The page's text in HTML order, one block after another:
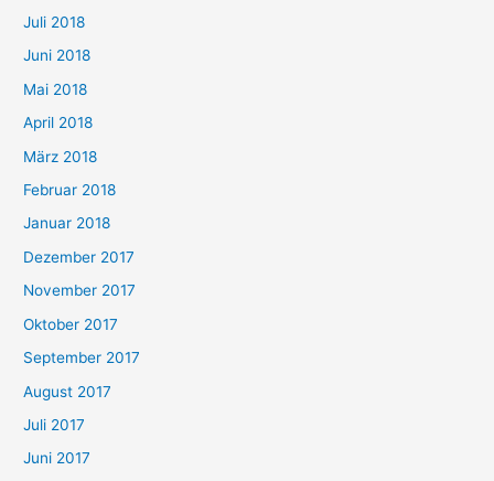
Juli 2018
Juni 2018
Mai 2018
April 2018
März 2018
Februar 2018
Januar 2018
Dezember 2017
November 2017
Oktober 2017
September 2017
August 2017
Juli 2017
Juni 2017